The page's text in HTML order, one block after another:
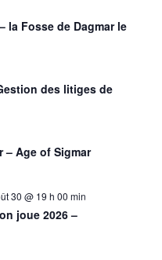
la Fosse de Dagmar le
des litiges de
– Age of Sigmar
30 @ 19 h 00 min
joue 2026 –